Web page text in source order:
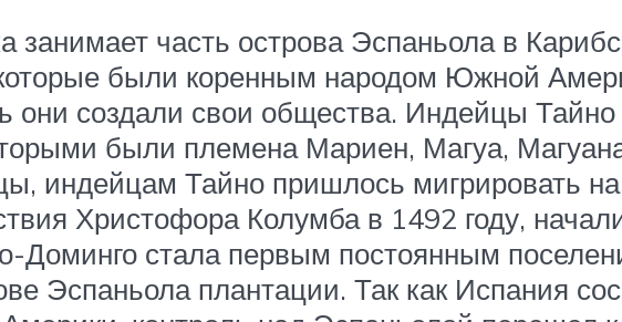
занимает часть острова Эспаньола в
были коренным народом Южной
они создали свои общества. Индейцы
были племена Мариен, Магуа,
индейцам Тайно пришлось мигрировать на
Христофора Колумба в 1492 году,
Доминго стала первым постоянным
Эспаньола плантации. Так как Испания